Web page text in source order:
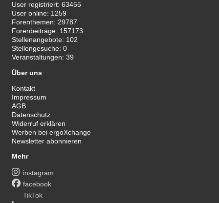
User registriert:63455
User online: 1259
Forenthemen: 29787
Forenbeiträge: 157173
Stellenangebote: 102
Stellengesuche:0
Veranstaltungen:39
Über uns
Kontakt
Impressum
AGB
Datenschutz
Widerruf erklären
Werben bei ergoXchange
Newsletter abonnieren
Mehr
instagram
facebook
TikTok